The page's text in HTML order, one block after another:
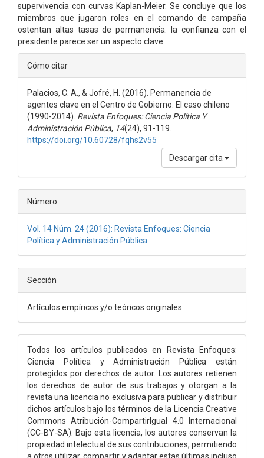
supervivencia con curvas Kaplan-Meier. Se concluye que los
miembros que jugaron roles en el comando de campaña
ostentan altas tasas de permanencia: la confianza con el
presidente parece ser un aspecto clave.
Detalles
del
artículo
Cómo citar
Palacios, C. A., & Jofré, H. (2016). Permanencia de
agentes clave en el Centro de Gobierno. El caso chileno
(1990-2014). Revista Enfoques: Ciencia Política Y
Administración Pública, 14(24), 91-119.
https://doi.org/10.60728/fqhs2v55
Descargar cita
Número
Vol. 14 Núm. 24 (2016): Revista Enfoques: Ciencia
Política y Administración Pública
Sección
Artículos empíricos y/o teóricos originales
Todos los artículos publicados en Revista Enfoques:
Ciencia Política y Administración Pública están
protegidos por derechos de autor. Los autores retienen
los derechos de autor de sus trabajos y otorgan a la
revista una licencia no exclusiva para publicar y distribuir
dichos artículos bajo los términos de la Licencia Creative
Commons Atribución-CompartirIgual 4.0 Internacional
(CC-BY-SA). Bajo esta licencia, los autores conservan la
propiedad intelectual de sus contribuciones, permitiendo
a otros utilizar, compartir y adaptar estas últimas incluso